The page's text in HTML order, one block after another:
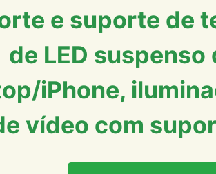
e suporte de
de LED suspenso
iPhone,
vídeo com